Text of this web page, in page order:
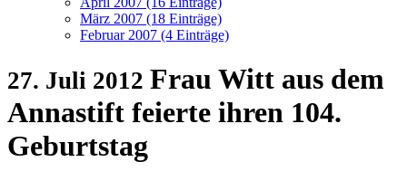
März 2007 (18 Einträge)
Februar 2007 (4 Einträge)
27. Juli 2012 Frau Witt aus dem
Annastift feierte ihren 104.
Geburtstag